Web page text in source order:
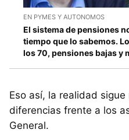
EN PYMES Y AUTONOMOS
El sistema de pensiones
tiempo que lo sabemos.
los 70, pensiones bajas y
Eso así, la realidad
diferencias frente a los
General.